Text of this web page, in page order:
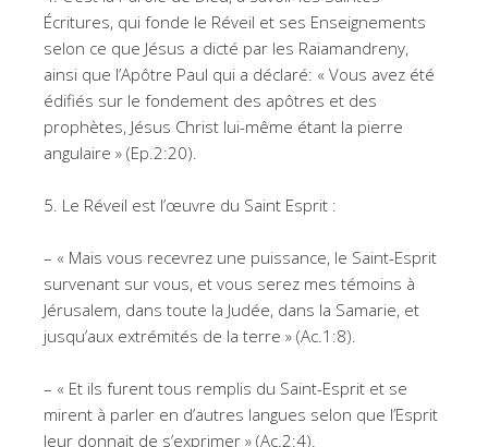
Écritures, qui fonde le Réveil et ses Enseignements
selon ce que Jésus a dicté par les Raiamandreny,
ainsi que l’Apôtre Paul qui a déclaré: « Vous avez été
édifiés sur le fondement des apôtres et des
prophètes, Jésus Christ lui-même étant la pierre
angulaire » (Ep.2:20).
5. Le Réveil est l’œuvre du Saint Esprit :
– « Mais vous recevrez une puissance, le Saint-Esprit
survenant sur vous, et vous serez mes témoins à
Jérusalem, dans toute la Judée, dans la Samarie, et
jusqu’aux extrémités de la terre » (Ac.1:8).
– « Et ils furent tous remplis du Saint-Esprit et se
mirent à parler en d’autres langues selon que l’Esprit
leur donnait de s’exprimer » (Ac.2:4).